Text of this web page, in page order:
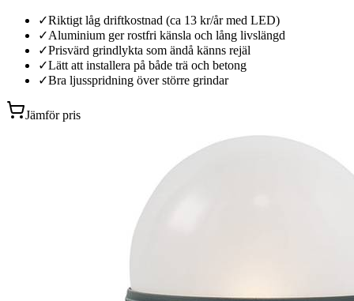
✓Riktigt låg driftkostnad (ca 13 kr/år med LED)
✓Aluminium ger rostfri känsla och lång livslängd
✓Prisvärd grindlykta som ändå känns rejäl
✓Lätt att installera på både trä och betong
✓Bra ljusspridning över större grindar
Jämför pris